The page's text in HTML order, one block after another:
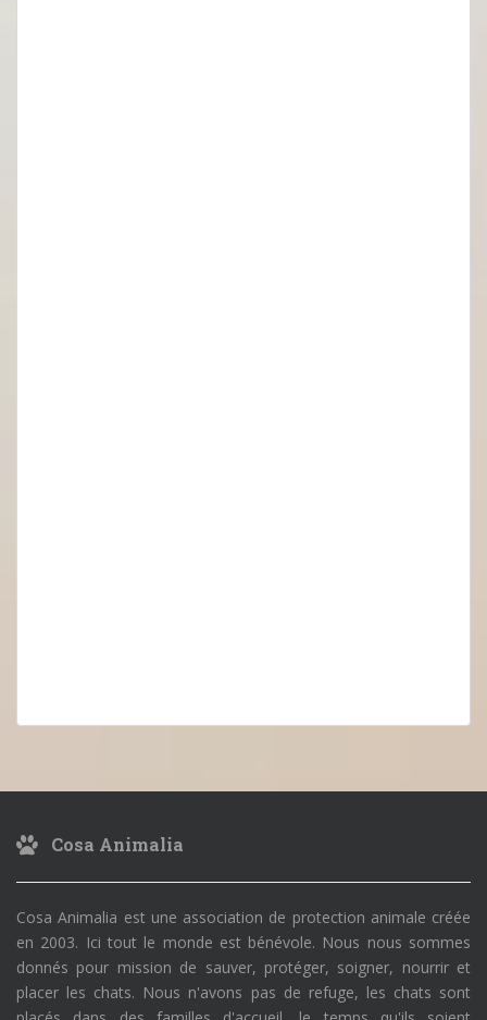
Cosa Animalia
Cosa Animalia est une association de protection animale créée
en 2003. Ici tout le monde est bénévole. Nous nous sommes
donnés pour mission de sauver, protéger, soigner, nourrir et
placer les chats. Nous n'avons pas de refuge, les chats sont